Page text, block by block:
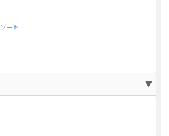
ゾート